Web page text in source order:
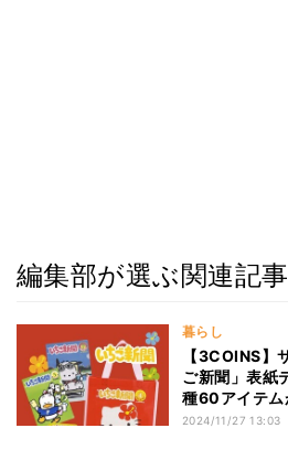
編集部が選ぶ関連記事
暮らし
【3COINS】
ご新聞」表紙
種60アイテム
2024/11/27 13:03